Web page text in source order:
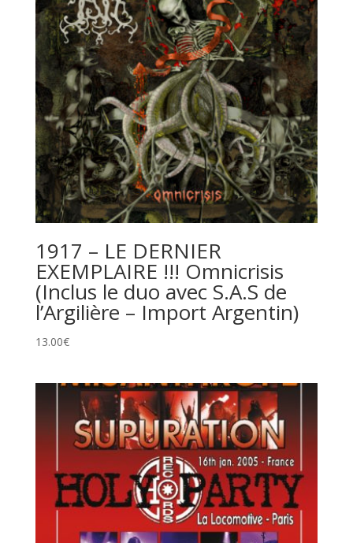
1917 – LE DERNIER
EXEMPLAIRE !!! Omnicrisis
(Inclus le duo avec S.A.S de
l’Argilière – Import Argentin)
13.00€